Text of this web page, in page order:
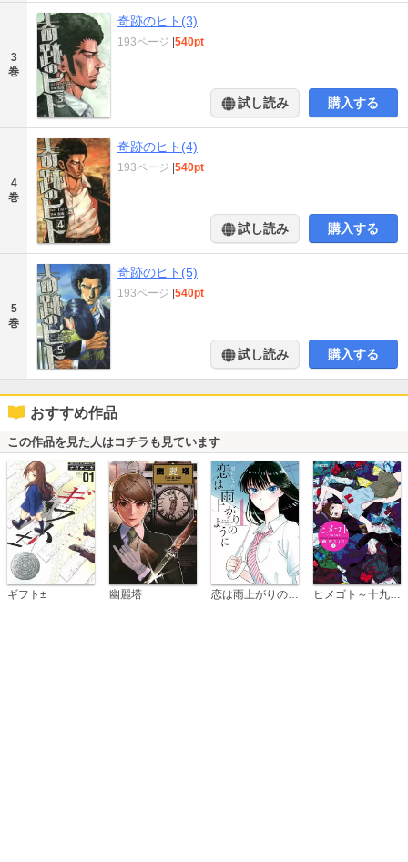
3
巻
奇跡のヒト(3)
193ページ 540pt
試し読み 購入する
4
巻
奇跡のヒト(4)
193ページ 540pt
試し読み 購入する
5
巻
奇跡のヒト(5)
193ページ 540pt
試し読み 購入する
おすすめ作品
この作品を見た人はコチラも見ています
ギフト± 幽麗塔 恋は雨上がりのように ヒメゴト～十九歳の制服～